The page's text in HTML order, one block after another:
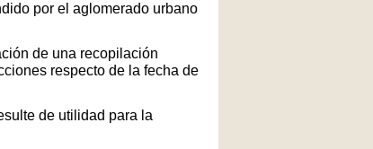
por el aglomerado urbano
de una recopilación
respecto de la fecha de
de utilidad para la